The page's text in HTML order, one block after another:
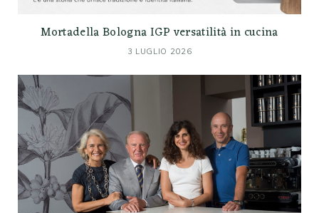
Mortadella Bologna IGP versatilità in cucina
3 LUGLIO 2026